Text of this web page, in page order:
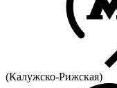
(Калужско-Рижская)